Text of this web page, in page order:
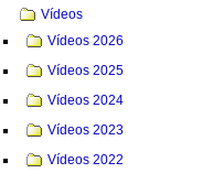
Vídeos
Vídeos 2026
Vídeos 2025
Vídeos 2024
Vídeos 2023
Vídeos 2022